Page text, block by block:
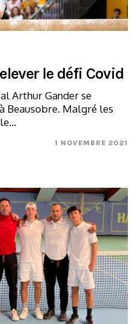
le défi Covid
Arthur Gander se
Beausobre. Malgré les
1 NOVEMBRE 2021